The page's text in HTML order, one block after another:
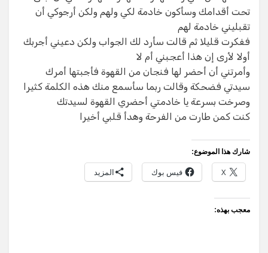
تحت أقدامك وسأكون خادمة لكي ولهم ولكن أرجوكي أن
تقبليني خادمة لهم
ففكرت قليلا ثم قالت سأرد لك الجواب ولكن دعيني أجربك
أولا لأرى إن هذا أعجبني أم لا
وأمرتني أن أحضر لها فنجان من القهوة فأجبتها أمرك
سيدتي فضحكة وقالت ربما سأسمع منك هذه الكلمة كثيرا
وصرخت بسرعة يا خادمتي أحضري القهوة لسيدتك
كنت كمن طارت من الفرحة وهدأ قلبي أخيرا
شارك هذا الموضوع:
X فيس بوك المزيد
معجب بهذه: